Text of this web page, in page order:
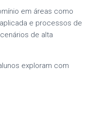
em áreas como
e processos de
de alta
exploram com